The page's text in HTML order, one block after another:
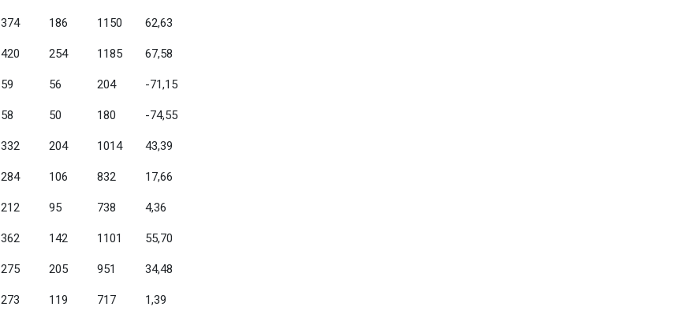
374 186 1150 62,63
420 254 1185 67,58
59 56 204 -71,15
58 50 180 -74,55
332 204 1014 43,39
284 106 832 17,66
212 95 738 4,36
362 142 1101 55,70
275 205 951 34,48
273 119 717 1,39